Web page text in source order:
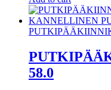
58.0